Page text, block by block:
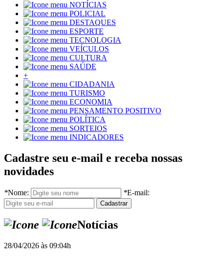
NOTÍCIAS
POLICIAL
DESTAQUES
ESPORTE
TECNOLOGIA
VEÍCULOS
CULTURA
SAÚDE
+
CIDADANIA
TURISMO
ECONOMIA
PENSAMENTO POSITIVO
POLÍTICA
SORTEIOS
INDICADORES
Cadastre seu e-mail e receba nossas
novidades
*Nome: *E-mail:
Notícias
28/04/2026 às 09:04h